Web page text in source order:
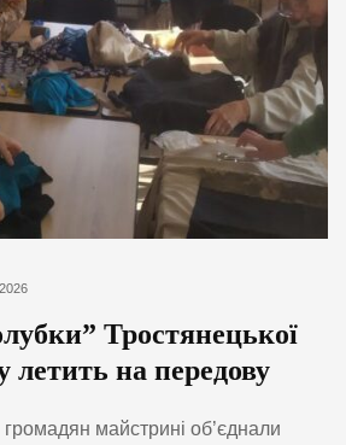
Тростянецької
летить на передову
громадян майстрині об’єднали